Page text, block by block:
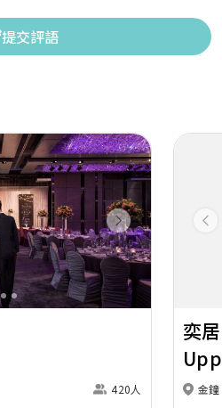
提交評語
Next
420人
奕居
金鐘